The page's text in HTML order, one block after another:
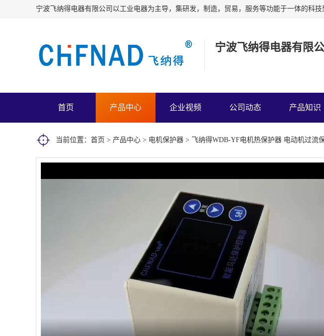
宁波飞纳得电器有限
首页 产品中心 企业视频 公司动态 产品知识
当前位置： 首页 > 产品中心 > 电机保护器 > 飞纳得WDB-YF电机热保护器 电动机过流